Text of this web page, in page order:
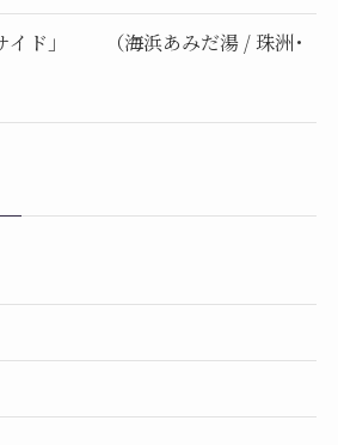
サイド」 （海浜あみだ湯 / 珠洲･